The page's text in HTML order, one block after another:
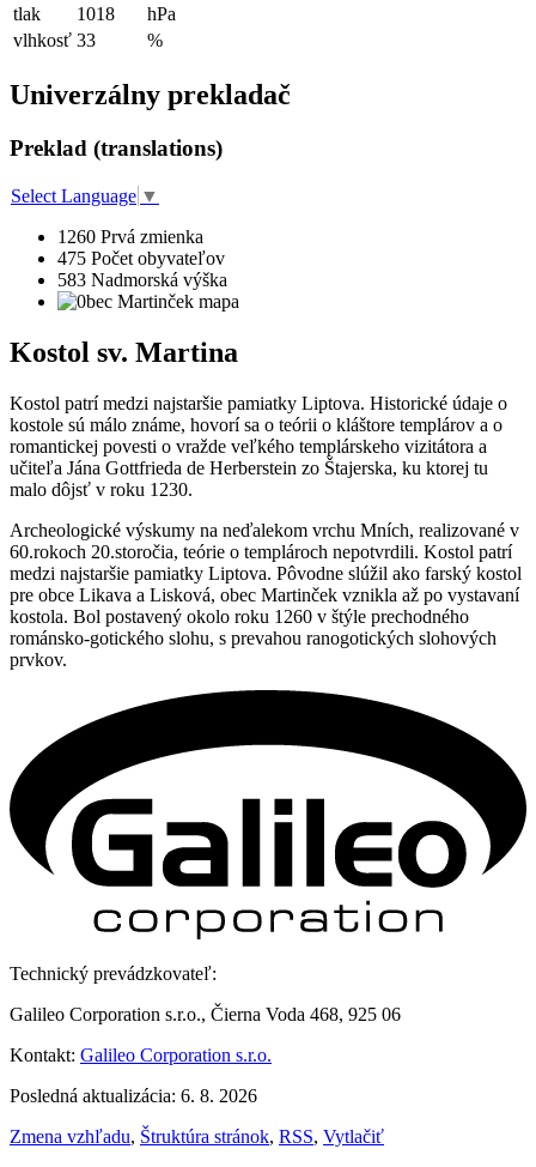
tlak
1018
hPa
vlhkosť 33 %
Univerzálny prekladač
Preklad (translations)
Select Language ▼
1260 Prvá zmienka
475 Počet obyvateľov
583 Nadmorská výška
Kostol sv. Martina
Kostol patrí medzi najstaršie pamiatky Liptova. Historické údaje o
kostole sú málo známe, hovorí sa o teórii o kláštore templárov a o
romantickej povesti o vražde veľkého templárskeho vizitátora a
učiteľa Jána Gottfrieda de Herberstein zo Štajerska, ku ktorej tu
malo dôjsť v roku 1230.
Archeologické výskumy na neďalekom vrchu Mních, realizované v
60.rokoch 20.storočia, teórie o templároch nepotvrdili. Kostol patrí
medzi najstaršie pamiatky Liptova. Pôvodne slúžil ako farský kostol
pre obce Likava a Lisková, obec Martinček vznikla až po vystavaní
kostola. Bol postavený okolo roku 1260 v štýle prechodného
románsko-gotického slohu, s prevahou ranogotických slohových
prvkov.
Technický prevádzkovateľ:
Galileo Corporation s.r.o., Čierna Voda 468, 925 06
Kontakt: Galileo Corporation s.r.o.
Posledná aktualizácia: 6. 8. 2026
Zmena vzhľadu, Štruktúra stránok, RSS, Vytlačiť